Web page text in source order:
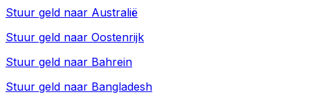
Stuur geld naar Australië
Stuur geld naar Oostenrijk
Stuur geld naar Bahrein
Stuur geld naar Bangladesh